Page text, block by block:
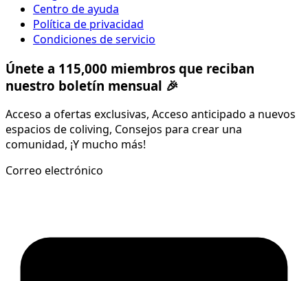
Centro de ayuda
Política de privacidad
Condiciones de servicio
Únete a 115,000 miembros que reciban
nuestro boletín mensual 🎉
Acceso a ofertas exclusivas, Acceso anticipado a nuevos
espacios de coliving, Consejos para crear una
comunidad, ¡Y mucho más!
Correo electrónico